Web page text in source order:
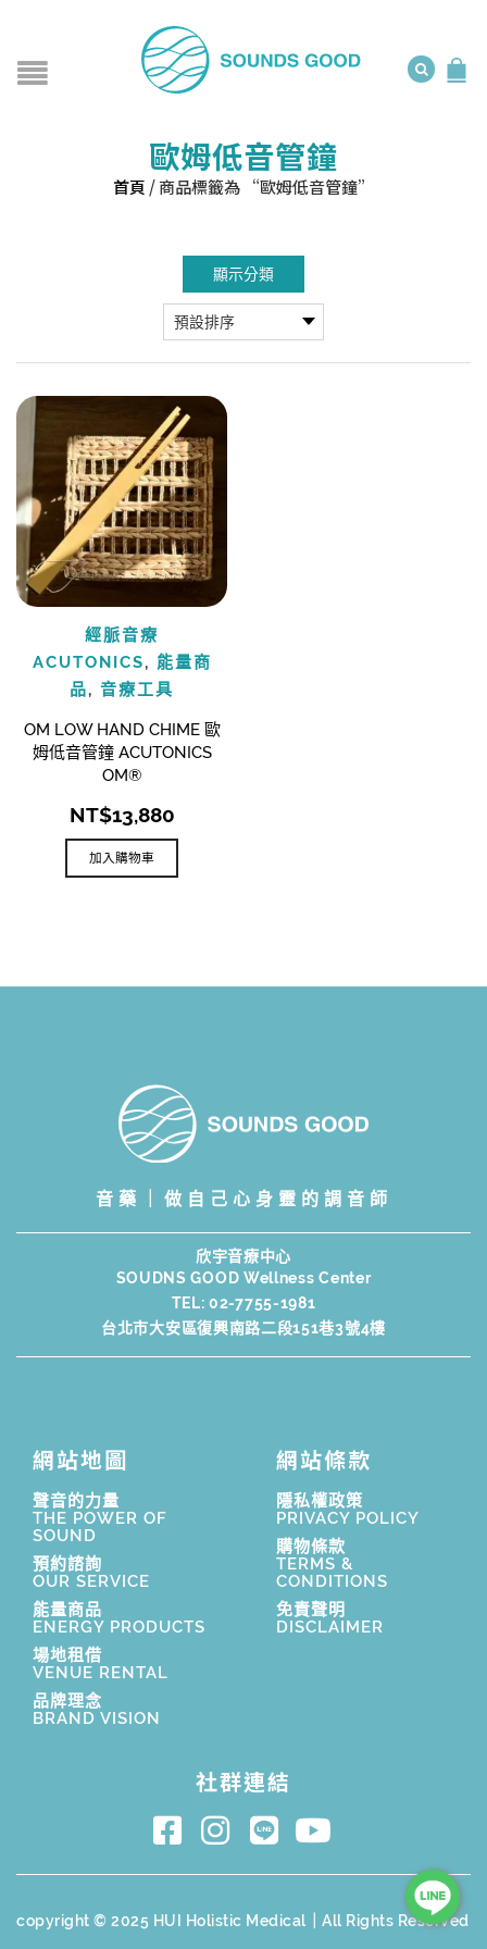
歐姆低音管鐘
首頁 /商品標籤為 “歐姆低音管鐘”
顯示分類
經脈音療
ACUTONICS, 能量商
品, 音療工具
OM LOW HAND CHIME 歐
姆低音管鐘 ACUTONICS
OM®
NT$13,880
加入購物車
音藥｜做自己心身靈的調音師
欣宇音療中心
SOUDNS GOOD Wellness Center
TEL:02-7755-1981
台北市大安區復興南路二段151巷3號4樓
網站地圖
聲音的力量
THE POWER OF
SOUND
預約諮詢
OUR SERVICE
能量商品
ENERGY PRODUCTS
場地租借
VENUE RENTAL
品牌理念
BRAND VISION
網站條款
隱私權政策
PRIVACY POLICY
購物條款
TERMS &
CONDITIONS
免責聲明
DISCLAIMER
社群連結
copyright © 2025 HUI Holistic Medical｜All Rights Reserved